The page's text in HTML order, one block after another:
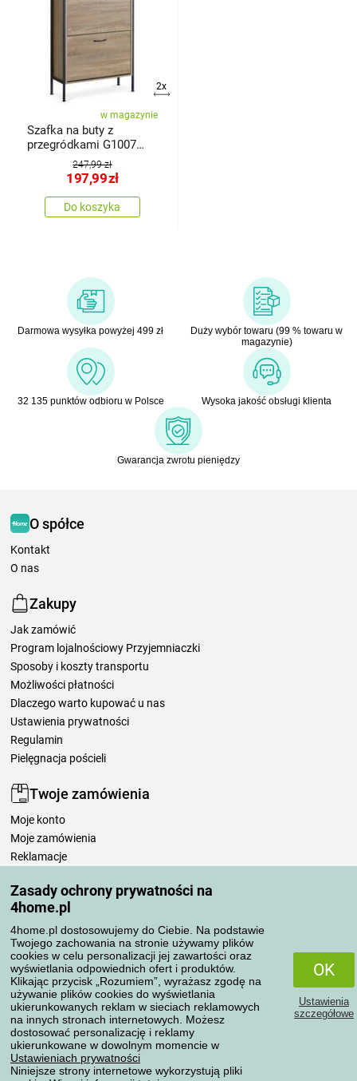
Zasady ochrony prywatności na
4home.pl
4home.pl dostosowujemy do Ciebie. Na podstawie
Twojego zachowania na stronie używamy plików
cookies w celu personalizacji jej zawartości oraz
wyświetlania odpowiednich ofert i produktów.
Klikając przycisk „Rozumiem”, wyrażasz zgodę na
używanie plików cookies do wyświetlania
ukierunkowanych reklam w sieciach reklamowych
na innych stronach internetowych. Możesz
dostosować personalizację i reklamy
ukierunkowane w dowolnym momencie w
Ustawieniach prywatności
Niniejsze strony internetowe wykorzystują pliki
OK
Ustawienia
szczegółowe
2x
w magazynie
Szafka na buty z
przegródkami G1007
OAK, dąb247,99 zł
197,99zł
Do koszyka
Darmowa wysyłka powyżej 499 zł
Duży wybór towaru (99 % towaru w
magazynie)
32 135 punktów odbioru w Polsce Wysoka jakość obsługi klienta
Gwarancja zwrotu pieniędzy
O spółce
Kontakt
O nas
Zakupy
Jak zamówić
Program lojalnościowy Przyjemniaczki
Sposoby i koszty transportu
Możliwości płatności
Dlaczego warto kupować u nas
Ustawienia prywatności
Regulamin
Pielęgnacja pościeli
Twoje zamówienia
Moje konto
Moje zamówienia
Reklamacje
Zasady przetwarzania recenzji
Sposoby transportu
Metody płatności
Niezawodny sklep